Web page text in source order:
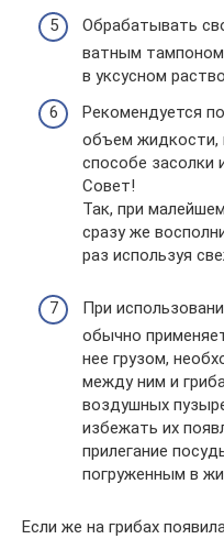
Обрабатывать
ватным тампоном
в уксусном
Рекомендуется
объем жидкости,
способе засолки
Совет!
Так, при
сразу же
раз используя
При
обычно
нее грузом,
между ним и
воздушных
избежать их
прилегание
погруженным в
Если же на грибах